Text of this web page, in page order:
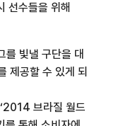
선수들을 위해
를 빛낼 구단을 대
제공할 수 있게 되
브라질 월드